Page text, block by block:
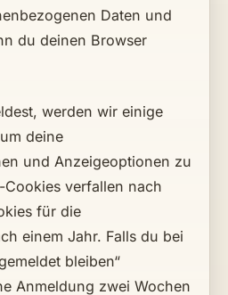
Daten und
du deinen Browser
werden wir einige
deine
und Anzeigeoptionen zu
verfallen nach
für die
einem Jahr. Falls du bei
bleiben“
Anmeldung zwei Wochen